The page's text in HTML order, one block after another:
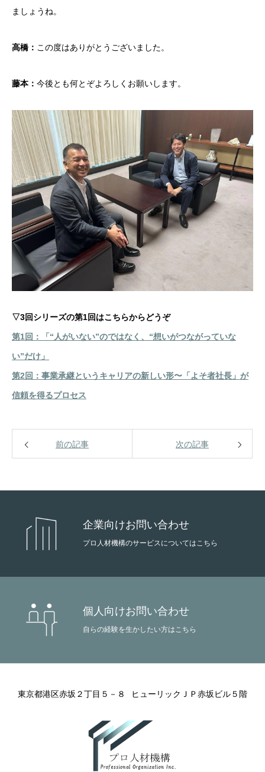
ましょうね。
高橋： この度はありがとうございました。
藤本： 今後とも何とぞよろしくお願いします。
▽3回シリーズの第1回はこちらからどうぞ
第1回：「“人がいない”のではなく、“想いがつながっていな
い”だけ」
第2回：事業承継というキャリアの新しい形〜「よそ者社長」が
信頼を得るプロセス
前の記事 次の記事
企業向けお問い合わせ
プロ人材機構のサービスについてはこちら
個人向けお問い合わせ
自らの経験を生かしたい方はこちら
東京都港区赤坂２丁目５－８ ヒューリックＪＰ赤坂ビル５階